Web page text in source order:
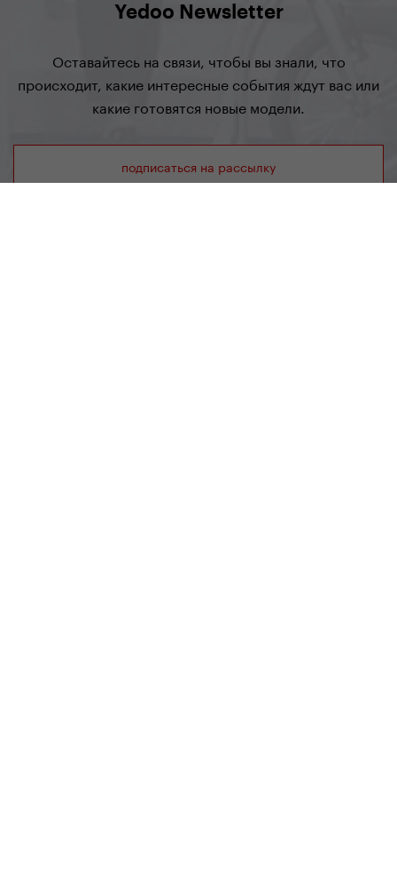
Yedoo Newsletter
Оставайтесь на связи, чтобы вы знали, что
происходит, какие интересные события ждут вас или
какие готовятся новые модели.
подписаться на рассылку